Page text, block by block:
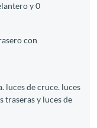
y 0
con
luces de cruce. luces
traseras y luces de